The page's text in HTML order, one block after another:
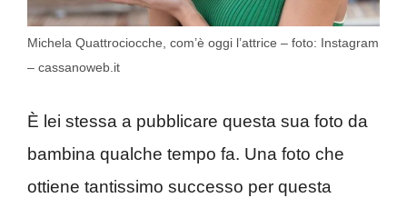
Michela Quattrociocche, com’è oggi l’attrice – foto: Instagram
– cassanoweb.it
È lei stessa a pubblicare questa sua foto da
bambina qualche tempo fa. Una foto che
ottiene tantissimo successo per questa